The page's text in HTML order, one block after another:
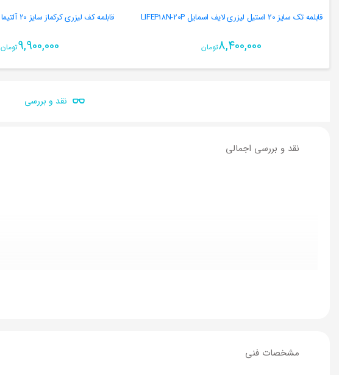
قابلمه تک سایز 20 استیل لیزری لایف اسمایل LIFEP18N-20P
8,400,000تومان
قابلمه کف لیزری کرکماز سایز 20 آلتیما اصل مدل A3871
9,900,000تومان
نقد و بررسی
نقد و بررسی اجمالی
مشخصات فنی